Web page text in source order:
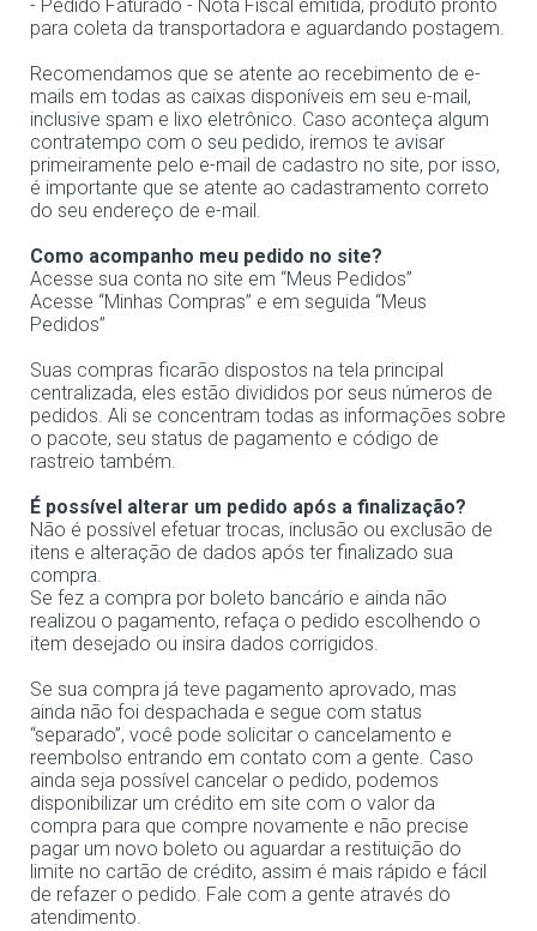
- Pedido Faturado - Nota Fiscal emitida, produto pronto
para coleta da transportadora e aguardando postagem.
Recomendamos que se atente ao recebimento de e-
mails em todas as caixas disponíveis em seu e-mail,
inclusive spam e lixo eletrônico. Caso aconteça algum
contratempo com o seu pedido, iremos te avisar
primeiramente pelo e-mail de cadastro no site, por isso,
é importante que se atente ao cadastramento correto
do seu endereço de e-mail.
Como acompanho meu pedido no site?
Acesse sua conta no site em “Meus Pedidos”
Acesse “Minhas Compras” e em seguida “Meus
Pedidos”
Suas compras ficarão dispostos na tela principal
centralizada, eles estão divididos por seus números de
pedidos. Ali se concentram todas as informações sobre
o pacote, seu status de pagamento e código de
rastreio também.
É possível alterar um pedido após a finalização?
Não é possível efetuar trocas, inclusão ou exclusão de
itens e alteração de dados após ter finalizado sua
compra.
Se fez a compra por boleto bancário e ainda não
realizou o pagamento, refaça o pedido escolhendo o
item desejado ou insira dados corrigidos.
Se sua compra já teve pagamento aprovado, mas
ainda não foi despachada e segue com status
“separado”, você pode solicitar o cancelamento e
reembolso entrando em contato com a gente. Caso
ainda seja possível cancelar o pedido, podemos
disponibilizar um crédito em site com o valor da
compra para que compre novamente e não precise
pagar um novo boleto ou aguardar a restituição do
limite no cartão de crédito, assim é mais rápido e fácil
de refazer o pedido. Fale com a gente através do
atendimento.